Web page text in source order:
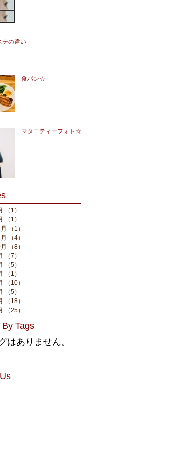
テの違い
食パン☆
マタニティーフォト☆
（1）
（1）
（1）
（4）
（8）
（7）
（5）
（1）
（10）
（5）
（18）
（25）
Tags
はありません。